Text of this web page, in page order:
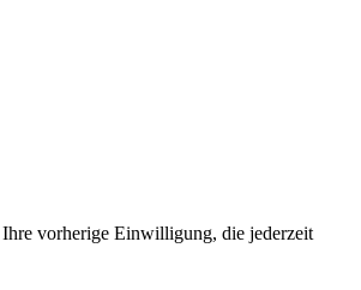
vorherige Einwilligung, die jederzeit